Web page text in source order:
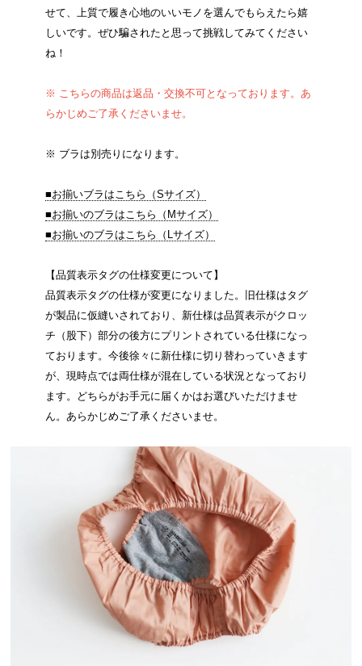
せて、上質で履き心地のいいモノを選んでもらえたら嬉
しいです。ぜひ騙されたと思って挑戦してみてください
ね！
※ こちらの商品は返品・交換不可となっております。あ
らかじめご了承くださいませ。
※ ブラは別売りになります。
■お揃いブラはこちら（Sサイズ）
■お揃いのブラはこちら（Mサイズ）
■お揃いのブラはこちら（Lサイズ）
【品質表示タグの仕様変更について】
品質表示タグの仕様が変更になりました。旧仕様はタグ
が製品に仮縫いされており、新仕様は品質表示がクロッ
チ（股下）部分の後方にプリントされている仕様になっ
ております。今後徐々に新仕様に切り替わっていきます
が、現時点では両仕様が混在している状況となっており
ます。どちらがお手元に届くかはお選びいただけませ
ん。あらかじめご了承くださいませ。